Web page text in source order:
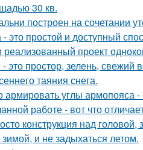
30 кв.
построен на сочетании
это простой и доступный
проект
это простор, зелень,
таяния снега.
армировать углы армопояса
работе - вот что
конструкция над
и не задыхаться летом.